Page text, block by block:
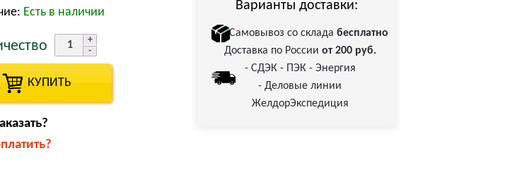
Есть в наличии Варианты доставки:
Самовывоз со складабесплатно
Доставка по России от 200 руб.
- СДЭК - ПЭК - Энергия
- Деловые линии
ЖелдорЭкспедиция
КУПИТЬ